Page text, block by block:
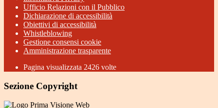
Ufficio Relazioni con il Pubblico
Dichiarazione di accessibilità
Obiettivi di accessibilità
Whistleblowing
Gestione consensi cookie
Amministrazione trasparente
Pagina visualizzata 2426 volte
Sezione Copyright